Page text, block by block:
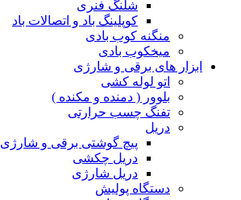
شلنگ فنری
کوپلینگ باد و اتصالات باد
منگنه کوب بادی
میخکوب بادی
ابزار های برقی و شارژی
اتو لوله کشی
بلوور ( دمنده و مکنده )
تفنگ چسب حرارتی
دریل
پیچ گوشتی برقی و شارژی
دریل چکشی
دریل شارژی
دستگاه پولیش